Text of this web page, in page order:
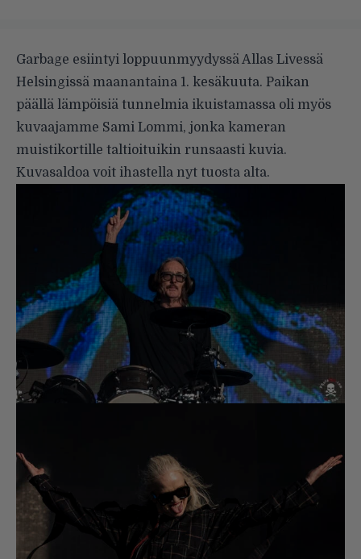
Garbage esiintyi loppuunmyydyssä Allas Livessä
Helsingissä maanantaina 1. kesäkuuta. Paikan
päällä lämpöisiä tunnelmia ikuistamassa oli myös
kuvaajamme Sami Lommi, jonka kameran
muistikortille taltioituikin runsaasti kuvia.
Kuvasaldoa voit ihastella nyt tuosta alta.